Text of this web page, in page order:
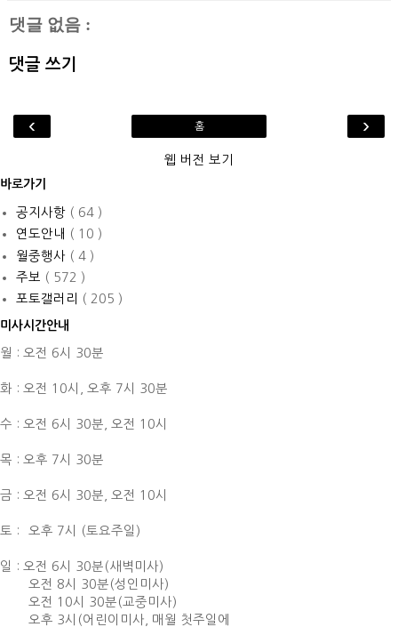
댓글 없음 :
댓글 쓰기
‹ ›
홈
웹 버전 보기
바로가기
공지사항 ( 64 )
연도안내
( 10 )
월중행사 ( 4 )
주보 ( 572 )
포토갤러리
( 205 )
미사시간안내
월 : 오전 6시 30분
화 : 오전 10시, 오후 7시 30분
수 : 오전 6시 30분, 오전 10시
목 : 오후 7시 30분
금 : 오전 6시 30분, 오전 10시
토 : 오후 7시 (토요주일)
일 : 오전 6시 30분(새벽미사)
오전 8시 30분(성인미사)
오전 10시 30분(교중미사)
오후 3시(어린이미사, 매월 첫주일에